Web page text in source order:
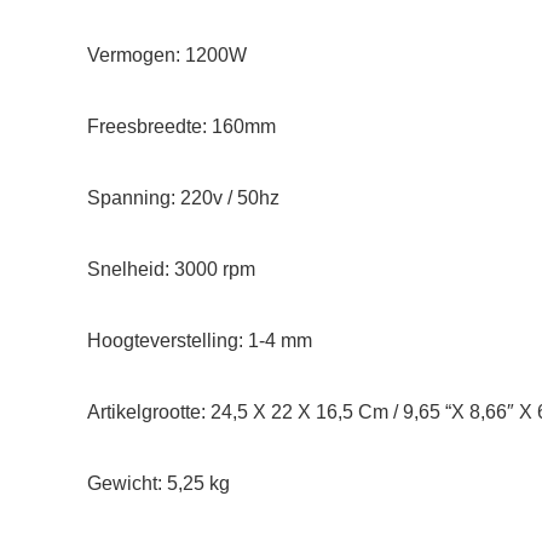
Vermogen: 1200W
Freesbreedte: 160mm
Spanning: 220v / 50hz
Snelheid: 3000 rpm
Hoogteverstelling: 1-4 mm
Artikelgrootte: 24,5 X 22 X 16,5 Cm / 9,65 “X 8,66″ X
Gewicht: 5,25 kg